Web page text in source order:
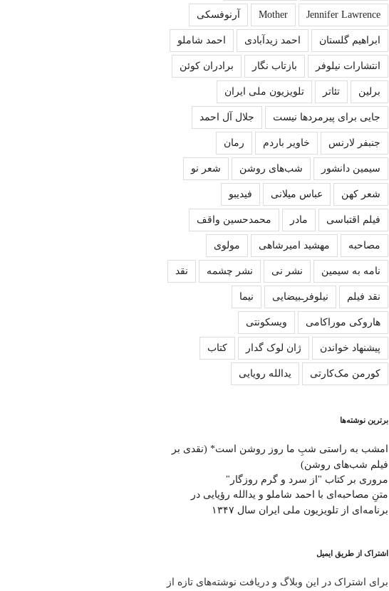
Jennifer Lawrence
Mother آرنوفسکی
ابراهیم گلستان احمد زیدآبادی احمد شاملو
انتشارات نیلوفر بازتاب نگار برادران کوئن
برلین تئاتر تلویزیون ملی ایران
جایی برای پیرمردها نیست جلال آل احمد
جنبفر لارنس خاویر باردم رمان
سیمین دانشور شب‌های روشن شعر نو
شعر کهن عباس میلانی فیدیبو
فیلم اقتباسی مادر محمدحسین واقف
مصاحبه مهشید امیرشاهی مولوی
نامه به سیمین نشر نی نشر چشمه نقد
نقد فیلم نیلوفرـبیضایی نیما
هاروکی موراکامی ویسکونتی
پیشنهاد خواندن ژان لوک گدار کتاب
کورمن مک‌کارتی یدالله رویایی
برترین نوشته‌ها
امشب به راستی شبِ ما روز روشن است* (نقدی بر
فیلم شب‌های روشن)
مروری بر کتاب "از سرد و گرم روزگار"
متنِ‌ مصاحبه‌ای با احمد شاملو و یدالله رؤیایی در
برنامه‌ای از تلویزیون ملی ایران سال ۱۳۴۷
اشتراک از طریق ایمیل
برای اشتراک در این وبلاگ و دریافت نوشته‌های تازه از